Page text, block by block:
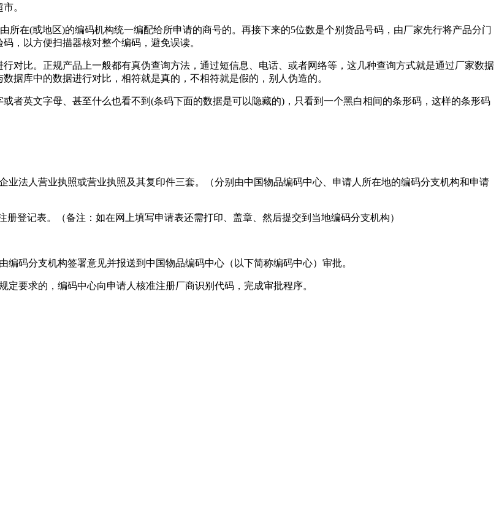
。
所在(或地区)的编码机构统一编配给所申请的商号的。再接下来的5位数是个别货品号码，由厂家先行将产品分门
，以方便扫描器核对整个编码，避免误读。
对比。正规产品上一般都有真伪查询方法，通过短信息、电话、或者网络等，这几种查询方式就是通过厂家数据
据库中的数据进行对比，相符就是真的，不相符就是假的，别人伪造的。
者英文字母、甚至什么也看不到(条码下面的数据是可以隐藏的)，只看到一个黑白相间的条形码，这样的条形码
法人营业执照或营业执照及其复印件三套。（分别由中国物品编码中心、申请人所在地的编码分支机构和申请
登记表。（备注：如在网上填写申请表还需打印、盖章、然后提交到当地编码分支机构）
码分支机构签署意见并报送到中国物品编码中心（以下简称编码中心）审批。
要求的，编码中心向申请人核准注册厂商识别代码，完成审批程序。